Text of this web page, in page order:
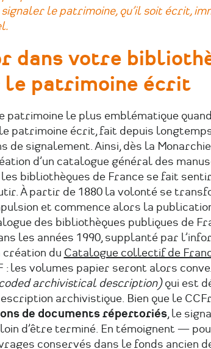
le patrimoine, qu’il soit écrit,
dans votre
le patrimoine écrit
patrimoine le plus emblématique
patrimoine écrit, fait depuis
de signalement. Ainsi, dès la
d’un catalogue général des
bibliothèques de France se fait
À partir de 1880 la volonté se
et commence alors la
des bibliothèques publiques de
les années 1990, supplanté par
du Catalogue collectif de
: les volumes papier seront alors
archivistical description)qui est
archivistique. Bien que le
de documents répertoriés, le
d’être terminé. En témoignent —
conservés dans le fonds ancien